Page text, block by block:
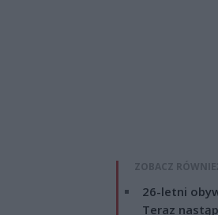
ZOBACZ
26-letni
Teraz